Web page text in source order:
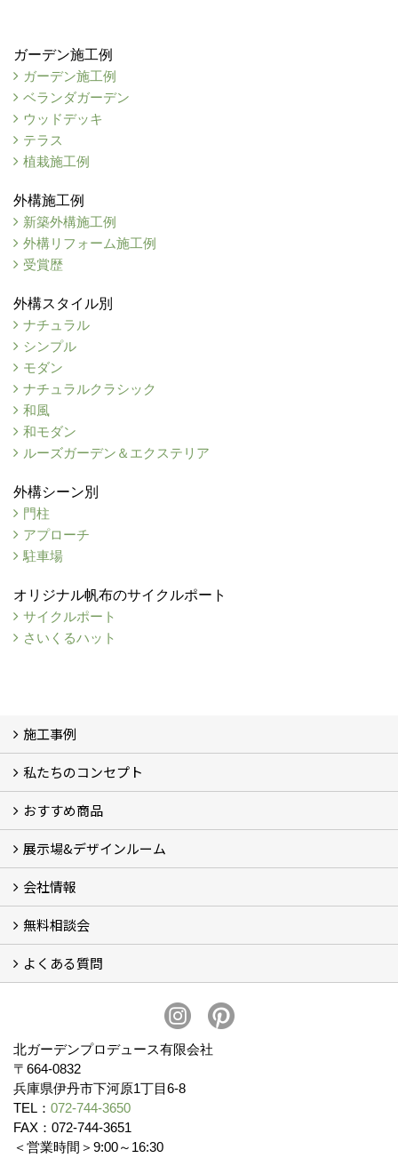
ガーデン施工例
ガーデン施工例
ベランダガーデン
ウッドデッキ
テラス
植栽施工例
外構施工例
新築外構施工例
外構リフォーム施工例
受賞歴
外構スタイル別
ナチュラル
シンプル
モダン
ナチュラルクラシック
和風
和モダン
ルーズガーデン＆エクステリア
外構シーン別
門柱
アプローチ
駐車場
オリジナル帆布のサイクルポート
サイクルポート
さいくるハット
施工事例
施工事例
お客様の声 (46)
私たちのコンセプト
コンセプト
完成までの流れ
お庭のメンテナンスについて
おすすめ商品
オリジナル帆布のサイクルポート
NEW スマートサイクルポート
おしゃれな物置 (8)
門扉 (6)
ウッドフェンス (16)
アイアンの商品 (6)
ガーデニング雑貨 (3)
ガーデン書&ガーデンアート
こだわりのオリジナル商品 一覧
おすすめの植物 (29)
箱庭ガーデン
ポット苗
展示場&デザインルーム
展示場&デザインルーム
会社情報
会社概要
スタッフ紹介 (11)
ブログ
コラム
アクセス
求人募集
無料相談会
無料相談会
よくある質問
アフターサービス・アフターメンテナンスについて (3)
北ガーデンプロデュース有限会社
〒664-0832
兵庫県伊丹市下河原1丁目6-8
TEL： 072-744-3650
FAX：072-744-3651
＜営業時間＞9:00～16:30